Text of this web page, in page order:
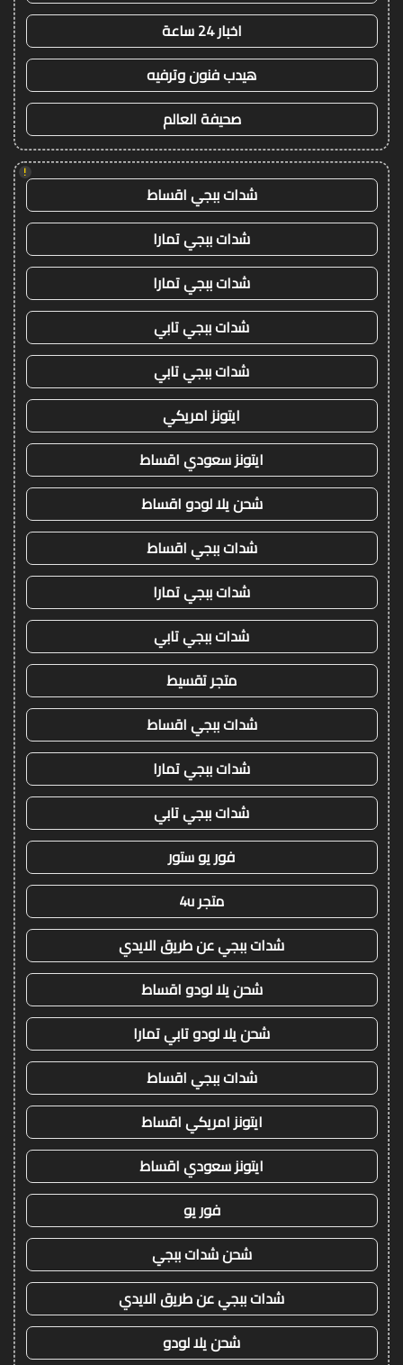
اخبار 24 ساعة
هيدب فنون وترفيه
صحيفة العالم
!
شدات ببجي اقساط
شدات ببجي تمارا
شدات ببجي تمارا
شدات ببجي تابي
شدات ببجي تابي
ايتونز امريكي
ايتونز سعودي اقساط
شحن يلا لودو اقساط
شدات ببجي اقساط
شدات ببجي تمارا
شدات ببجي تابي
متجر تقسيط
شدات ببجي اقساط
شدات ببجي تمارا
شدات ببجي تابي
فور يو ستور
متجر 4u
شدات ببجي عن طريق الايدي
شحن يلا لودو اقساط
شحن يلا لودو تابي تمارا
شدات ببجي اقساط
ايتونز امريكي اقساط
ايتونز سعودي اقساط
فور يو
شحن شدات ببجي
شدات ببجي عن طريق الايدي
شحن يلا لودو